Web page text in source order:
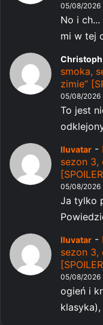
05/08/2026
No i
mi w tej
smoka,
zimie”
05/08/2026
To jest
Iluvatar -
sezon 3,
05/08/2026
Ja tylko
Iluvatar -
sezon 3,
05/08/2026
ogień i